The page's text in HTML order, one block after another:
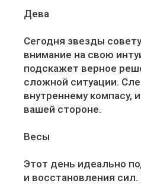
Дева
Сегодня звезды
внимание на свою
подскажет верное
сложной ситуации.
внутреннему компасу,
вашей стороне.
Весы
Этот день идеально
и восстановления